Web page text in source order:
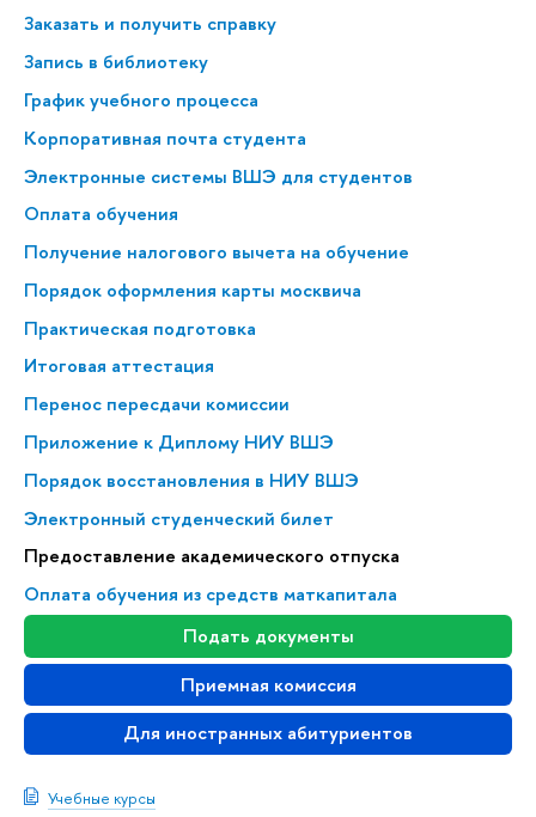
Заказать и получить справку
Запись в библиотеку
График учебного процесса
Корпоративная почта студента
Электронные системы ВШЭ для студентов
Оплата обучения
Получение налогового вычета на обучение
Порядок оформления карты москвича
Практическая подготовка
Итоговая аттестация
Перенос пересдачи комиссии
Приложение к Диплому НИУ ВШЭ
Порядок восстановления в НИУ ВШЭ
Электронный студенческий билет
Предоставление академического отпуска
Оплата обучения из средств маткапитала
Подать документы
Приемная комиссия
Для иностранных абитуриентов
Учебные курсы